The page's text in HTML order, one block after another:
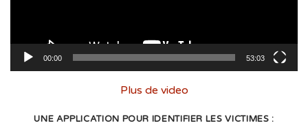
00:00 53:03
Plus de video
UNE APPLICATION POUR IDENTIFIER LES VICTIMES :